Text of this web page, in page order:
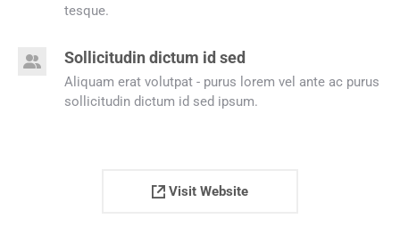
tesque.
Sollicitudin dictum id sed
Aliquam erat volutpat - purus lorem vel ante ac purus
sollicitudin dictum id sed ipsum.
Visit Website